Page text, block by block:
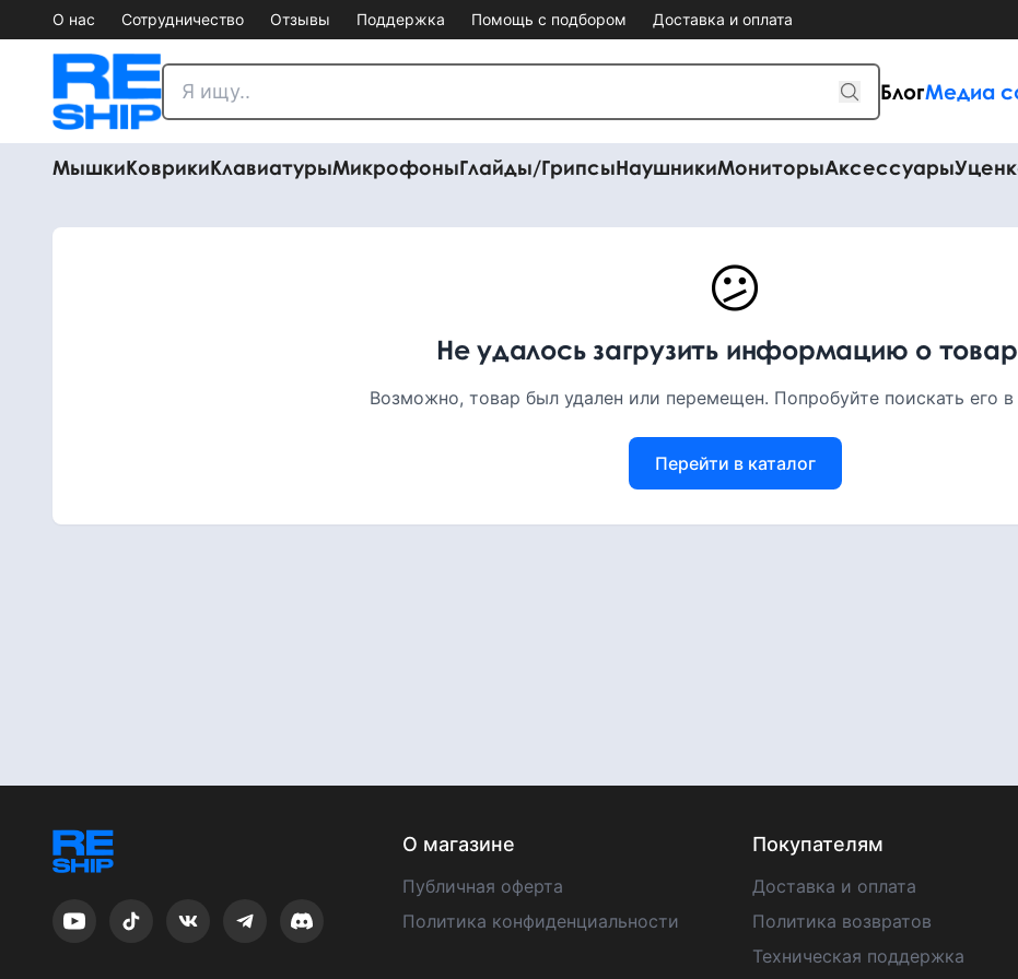
О нас Сотрудничество Отзывы Поддержка Помощь с подбором Доставка и оплата
БлогМедиа
МышкиКоврикиКлавиатурыМикрофоныГлайды/ГрипсыНаушникиМониторыАксессуары
😕
Не удалось загрузить информацию о
Возможно, товар был удален или перемещен. Попробуйте поискать его в
Перейти в каталог
О магазине
Публичная оферта
Политика конфиденциальности
Покупателям
Доставка и оплата
Политика возвратов
Техническая поддержка